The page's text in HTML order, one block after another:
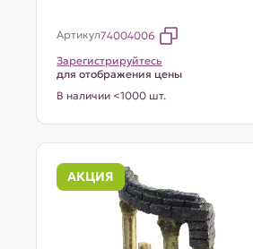
Артикул74004006
Зарегистрируйтесь
для отображения цены
В наличии <1000 шт.
АКЦИЯ